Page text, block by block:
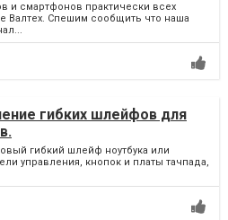
и смартфонов практически всех
Валтех. Спешим сообщить что наша
гибких шлейфов для
гибкий шлейф ноутбука или
управления, кнопок и платы тачпада,